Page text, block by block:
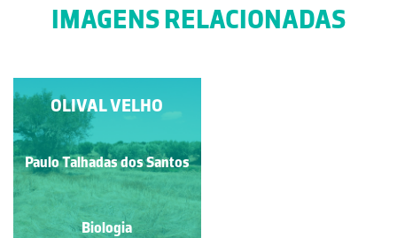
IMAGENS RELACIONADAS
LAMEIRO
Paulo Talhadas dos Santos
Biologia
OLIVAL VELHO
Paulo Talhadas dos Santos
Biologia